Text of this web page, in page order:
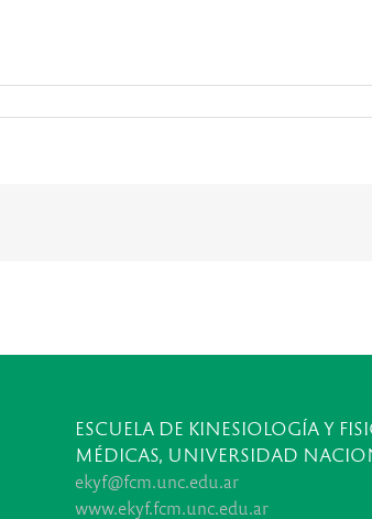
ESCUELA DE KINESIOLOGÍA Y
MÉDICAS, UNIVERSIDAD
ekyf@fcm.unc.edu.ar
www.ekyf.fcm.unc.edu.ar